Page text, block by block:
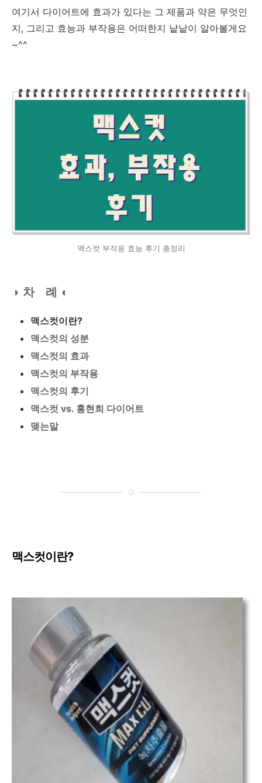
여기서 다이어트에 효과가 있다는 그 제품과 약은 무엇인
지, 그리고 효능과 부작용은 어떠한지 낱낱이 알아볼게요
~^^
맥스컷 부작용 효능 후기 총정리
◑ 차 례 ◐
맥스컷이란?
맥스컷의 성분
맥스컷의 효과
맥스컷의 부작용
맥스컷의 후기
맥스컷 vs. 홍현희 다이어트
맺는말
맥스컷이란?